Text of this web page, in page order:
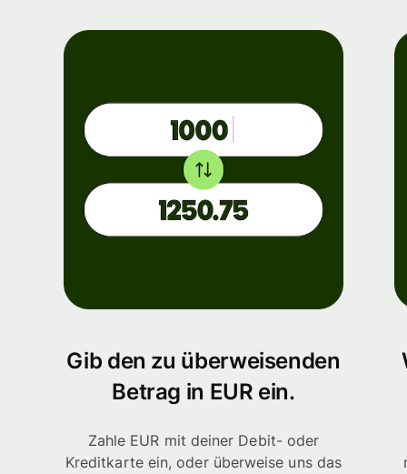
Gib den zu überweisenden
Betrag in EUR ein.
Zahle EUR mit deiner Debit- oder
Kreditkarte ein, oder überweise uns das